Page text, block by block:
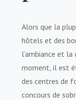
Alors que la
hôtels et des
l’ambiance et la
moment, il est
des centres de
concours de